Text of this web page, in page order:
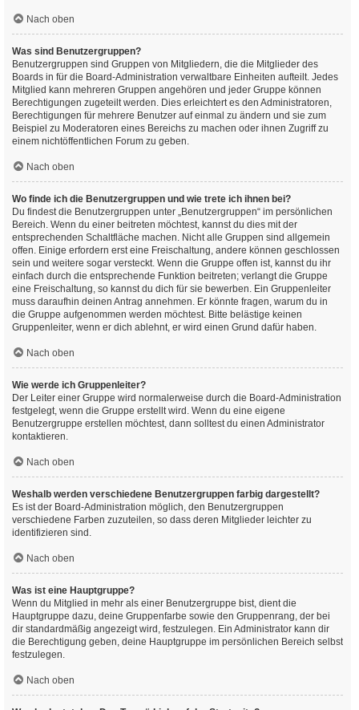
Nach oben
Was sind Benutzergruppen?
Benutzergruppen sind Gruppen von Mitgliedern, die die Mitglieder des
Boards in für die Board-Administration verwaltbare Einheiten aufteilt. Jedes
Mitglied kann mehreren Gruppen angehören und jeder Gruppe können
Berechtigungen zugeteilt werden. Dies erleichtert es den Administratoren,
Berechtigungen für mehrere Benutzer auf einmal zu ändern und sie zum
Beispiel zu Moderatoren eines Bereichs zu machen oder ihnen Zugriff zu
einem nichtöffentlichen Forum zu geben.
Nach oben
Wo finde ich die Benutzergruppen und wie trete ich ihnen bei?
Du findest die Benutzergruppen unter „Benutzergruppen“ im persönlichen
Bereich. Wenn du einer beitreten möchtest, kannst du dies mit der
entsprechenden Schaltfläche machen. Nicht alle Gruppen sind allgemein
offen. Einige erfordern erst eine Freischaltung, andere können geschlossen
sein und weitere sogar versteckt. Wenn die Gruppe offen ist, kannst du ihr
einfach durch die entsprechende Funktion beitreten; verlangt die Gruppe
eine Freischaltung, so kannst du dich für sie bewerben. Ein Gruppenleiter
muss daraufhin deinen Antrag annehmen. Er könnte fragen, warum du in
die Gruppe aufgenommen werden möchtest. Bitte belästige keinen
Gruppenleiter, wenn er dich ablehnt, er wird einen Grund dafür haben.
Nach oben
Wie werde ich Gruppenleiter?
Der Leiter einer Gruppe wird normalerweise durch die Board-Administration
festgelegt, wenn die Gruppe erstellt wird. Wenn du eine eigene
Benutzergruppe erstellen möchtest, dann solltest du einen Administrator
kontaktieren.
Nach oben
Weshalb werden verschiedene Benutzergruppen farbig dargestellt?
Es ist der Board-Administration möglich, den Benutzergruppen
verschiedene Farben zuzuteilen, so dass deren Mitglieder leichter zu
identifizieren sind.
Nach oben
Was ist eine Hauptgruppe?
Wenn du Mitglied in mehr als einer Benutzergruppe bist, dient die
Hauptgruppe dazu, deine Gruppenfarbe sowie den Gruppenrang, der bei
dir standardmäßig angezeigt wird, festzulegen. Ein Administrator kann dir
die Berechtigung geben, deine Hauptgruppe im persönlichen Bereich selbst
festzulegen.
Nach oben